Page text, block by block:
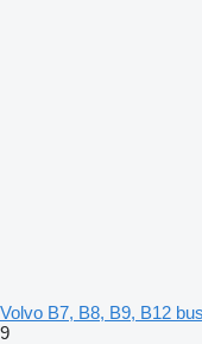
Volvo B7, B8, B9, B12
9